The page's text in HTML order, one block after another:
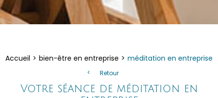
Accueil bien-être en entreprise méditation en entreprise
Retour
Votre séance de méditation en